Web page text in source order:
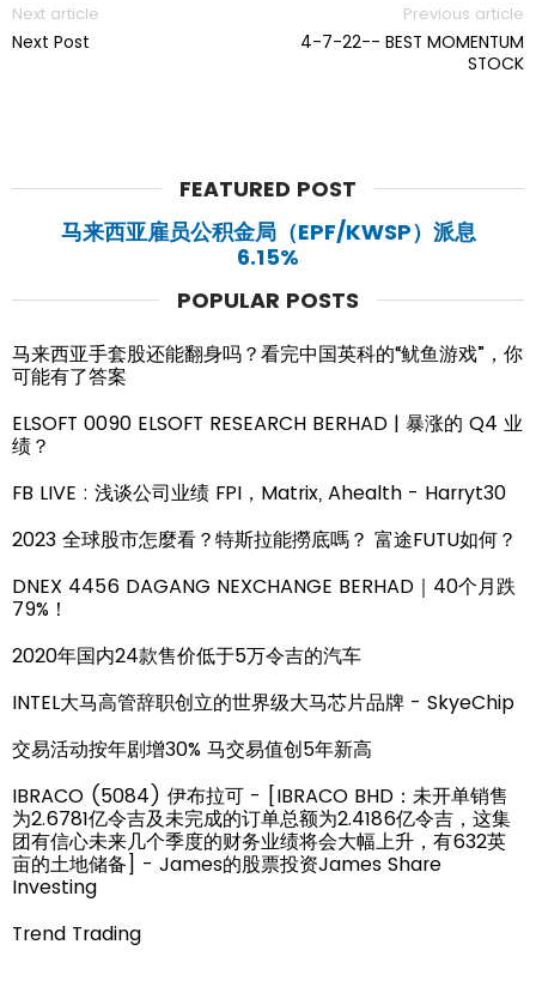
Next article
Next Post
Previous article
4-7-22-- BEST MOMENTUM
STOCK
FEATURED POST
马来西亚雇员公积金局（EPF/KWSP）派息
6.15%
POPULAR POSTS
马来西亚手套股还能翻身吗？看完中国英科的“鱿鱼游戏”，你
可能有了答案
ELSOFT 0090 ELSOFT RESEARCH BERHAD | 暴涨的 Q4 业
绩？
FB LIVE : 浅谈公司业绩 FPI，Matrix, Ahealth - Harryt30
2023 全球股市怎麼看？特斯拉能撈底嗎？ 富途FUTU如何？
DNEX 4456 DAGANG NEXCHANGE BERHAD｜40个月跌
79%！
2020年国内24款售价低于5万令吉的汽车
INTEL大马高管辞职创立的世界级大马芯片品牌 - SkyeChip
交易活动按年剧增30% 马交易值创5年新高
IBRACO (5084) 伊布拉可 - [IBRACO BHD：未开单销售
为2.6781亿令吉及未完成的订单总额为2.4186亿令吉，这集
团有信心未来几个季度的财务业绩将会大幅上升，有632英
亩的土地储备] - James的股票投资James Share
Investing
Trend Trading